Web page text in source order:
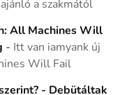
a szakmától
All Machines Will
- Itt van iamyank új
Will Fail
- Debütáltak